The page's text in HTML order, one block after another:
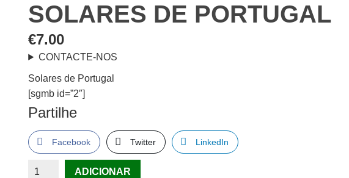
SOLARES DE PORTUGAL
€7.00
CONTACTE-NOS
Solares de Portugal
[sgmb id=”2″]
Partilhe
Facebook Twitter LinkedIn
QuantidadeADICIONAR